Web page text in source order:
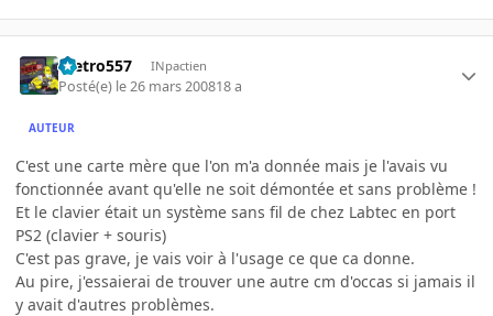
metro557 INpactien
Posté(e) le 26 mars 200818 a
AUTEUR
C'est une carte mère que l'on m'a donnée mais je l'avais vu
fonctionnée avant qu'elle ne soit démontée et sans problème !
Et le clavier était un système sans fil de chez Labtec en port
PS2 (clavier + souris)
C'est pas grave, je vais voir à l'usage ce que ca donne.
Au pire, j'essaierai de trouver une autre cm d'occas si jamais il
y avait d'autres problèmes.